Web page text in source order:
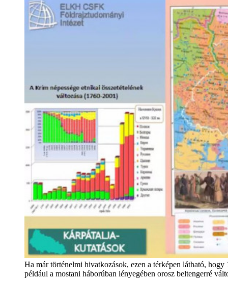
Ha már történelmi hivatkozások, ezen a térképen látható,
például a mostani háborúban lényegében orosz beltengerré